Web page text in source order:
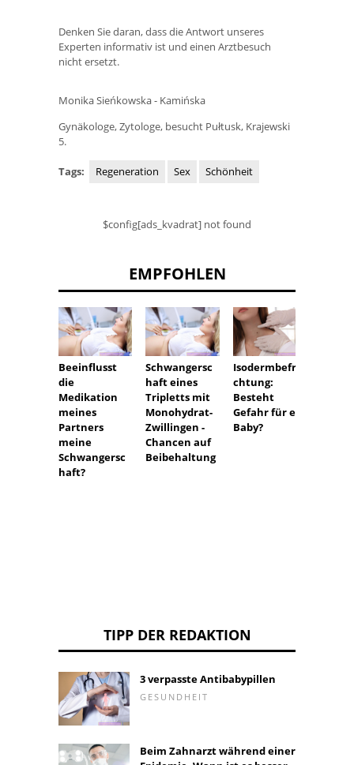
Denken Sie daran, dass die Antwort unseres
Experten informativ ist und einen Arztbesuch
nicht ersetzt.
Monika Sieńkowska - Kamińska
Gynäkologe, Zytologe, besucht Pułtusk, Krajewski
5.
Tags: Regeneration Sex Schönheit
$config[ads_kvadrat] not found
EMPFOHLEN
Beeinflusst
die
Medikation
meines
Partners
meine
Schwangersc
haft?
Schwangersc
haft eines
Tripletts mit
Monohydrat-
Zwillingen -
Chancen auf
Beibehaltung
Isodermbefru
chtung:
Besteht
Gefahr für ein
Baby?
TIPP DER REDAKTION
3 verpasste Antibabypillen
GESUNDHEIT
Beim Zahnarzt während einer